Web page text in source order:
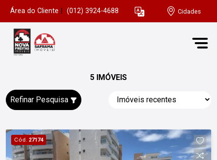
Área do Cliente (012) 3924-4688 Cidades
5 IMÓVEIS
Refinar Pesquisa
Cód. 27174